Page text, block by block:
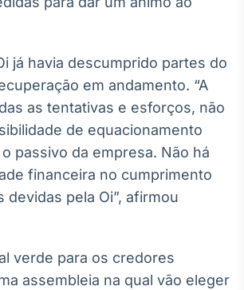
Broadcast
conteúdos
noticiosos
Broadcast
Radar
Monitoramento
inteligente de
notícias e
Broadcast
Fundos
já havia descumprido partes do
em andamento. “A
as tentativas e esforços, não
de equacionamento
passivo da empresa. Não há
financeira no cumprimento
devidas pela Oi”, afirmou
verde para os credores
assembleia na qual vão eleger